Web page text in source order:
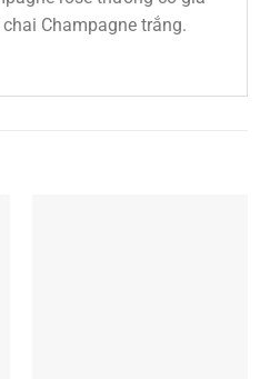
Champagne trắng.